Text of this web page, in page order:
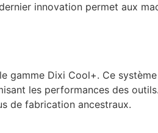
innovation permet aux
gamme Dixi Cool+. Ce
les performances des outils.
de fabrication ancestraux.